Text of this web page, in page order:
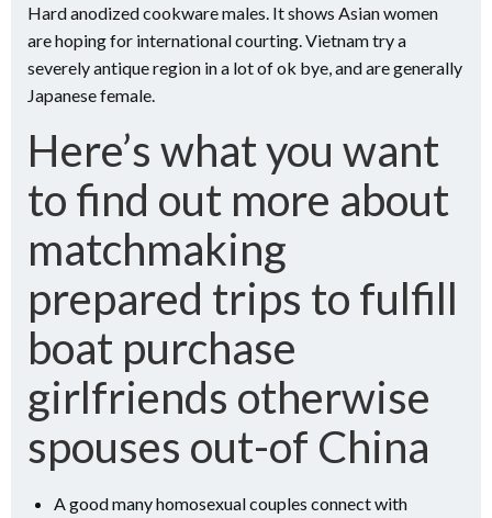
Hard anodized cookware males. It shows Asian women
are hoping for international courting. Vietnam try a
severely antique region in a lot of ok bye, and are generally
Japanese female.
Here’s what you want
to find out more about
matchmaking
prepared trips to fulfill
boat purchase
girlfriends otherwise
spouses out-of China
A good many homosexual couples connect with